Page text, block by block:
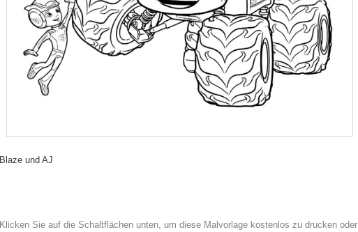
Blaze und AJ
Klicken Sie auf die Schaltflächen unten, um diese Malvorlage kostenlos zu drucken oder